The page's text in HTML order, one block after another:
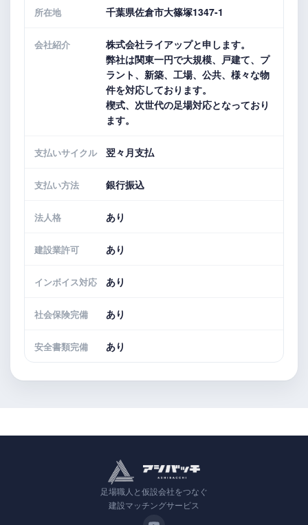
所在地 千葉県佐倉市大篠塚1347-1
会社紹介
株式会社ライアップと申します。
弊社は関東一円で大規模、戸建て、プ
ラント、新築、工場、公共、様々な物
件を対応しております。
楔式、次世代の足場対応となっており
ます。
支払いサイクル 翌々月支払
支払い方法 銀行振込
法人格 あり
建設業許可 あり
インボイス対応 あり
社会保険完備 あり
安全書類完備 あり
足場職人と仮設会社をつなぐ
建設マッチングサービス